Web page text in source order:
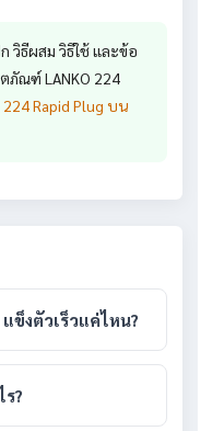
วิธีผสม วิธีใช้ และข้อ
ภัณฑ์ LANKO 224
224 Rapid Plug บน
แข็งตัวเร็วแค่ไหน?
ร?